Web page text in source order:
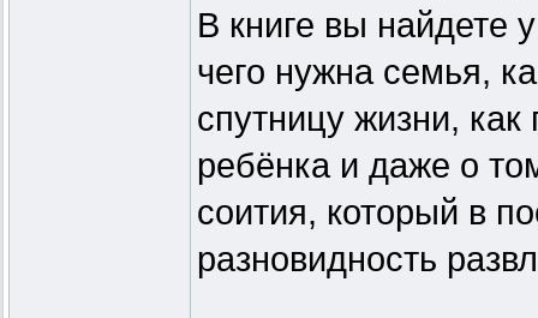
В книге вы
чего нужна семья,
спутницу жизни, как
ребёнка и даже о
соития, который в
разновидность